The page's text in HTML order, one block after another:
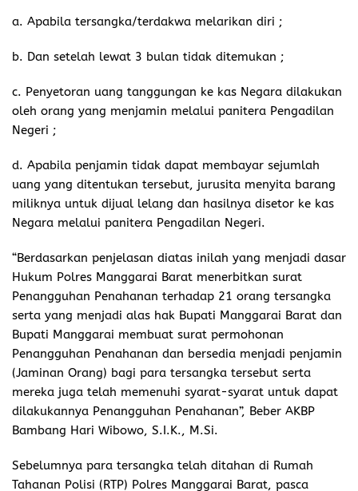
a. Apabila tersangka/terdakwa melarikan diri ;
b. Dan setelah lewat 3 bulan tidak ditemukan ;
c. Penyetoran uang tanggungan ke kas Negara dilakukan
oleh orang yang menjamin melalui panitera Pengadilan
Negeri ;
d. Apabila penjamin tidak dapat membayar sejumlah
uang yang ditentukan tersebut, jurusita menyita barang
miliknya untuk dijual lelang dan hasilnya disetor ke kas
Negara melalui panitera Pengadilan Negeri.
“Berdasarkan penjelasan diatas inilah yang menjadi dasar
Hukum Polres Manggarai Barat menerbitkan surat
Penangguhan Penahanan terhadap 21 orang tersangka
serta yang menjadi alas hak Bupati Manggarai Barat dan
Bupati Manggarai membuat surat permohonan
Penangguhan Penahanan dan bersedia menjadi penjamin
(Jaminan Orang) bagi para tersangka tersebut serta
mereka juga telah memenuhi syarat-syarat untuk dapat
dilakukannya Penangguhan Penahanan”, Beber AKBP
Bambang Hari Wibowo, S.I.K., M.Si.
Sebelumnya para tersangka telah ditahan di Rumah
Tahanan Polisi (RTP) Polres Manggarai Barat, pasca